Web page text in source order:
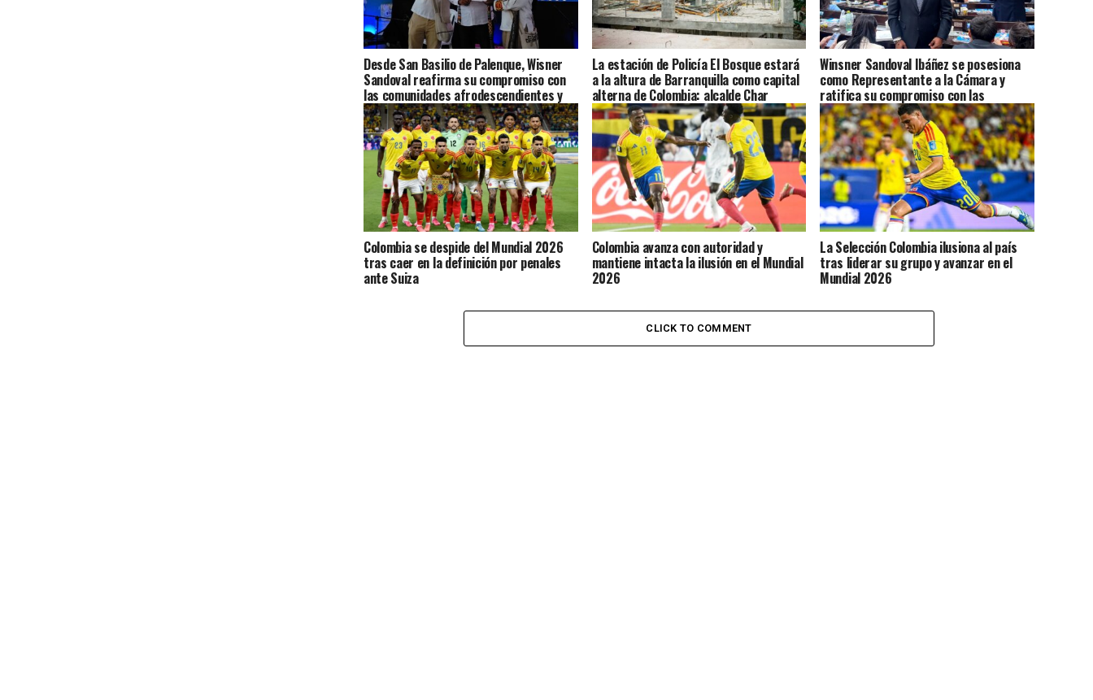
Desde San Basilio de Palenque, Wisner
Sandoval reafirma su compromiso con
las comunidades afrodescendientes y
con la construcción de una mejor
Colombia
La estación de Policía El Bosque estará
a la altura de Barranquilla como capital
alterna de Colombia: alcalde Char
Winsner Sandoval Ibáñez se posesiona
como Representante a la Cámara y
ratifica su compromiso con las
comunidades afrodescendientes y con
Colombia
Colombia se despide del Mundial 2026
tras caer en la definición por penales
ante Suiza
Colombia avanza con autoridad y
mantiene intacta la ilusión en el Mundial
2026
La Selección Colombia ilusiona al país
tras liderar su grupo y avanzar en el
Mundial 2026
CLICK TO COMMENT